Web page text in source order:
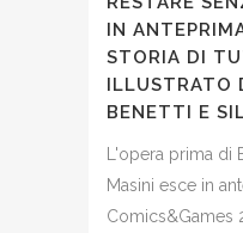
IN
STORIA DI
ILLUSTRATO
BENETTI E
L'opera prima di
Masini esce in
Comics&Games